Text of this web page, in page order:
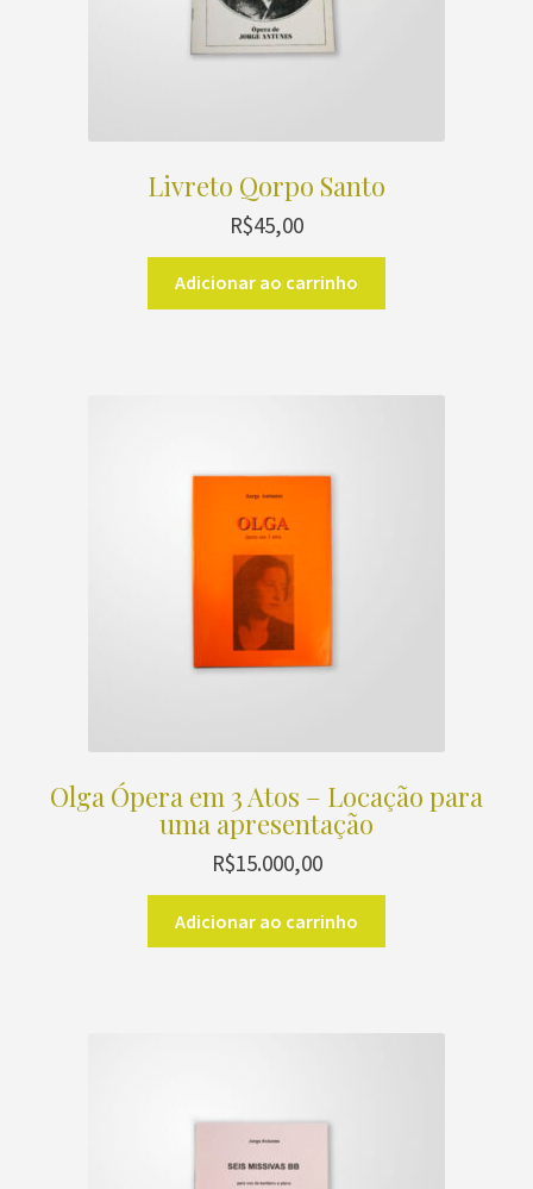
Livreto Qorpo Santo
R$45,00
Adicionar ao carrinho
Olga Ópera em 3 Atos – Locação para
uma apresentação
R$15.000,00
Adicionar ao carrinho